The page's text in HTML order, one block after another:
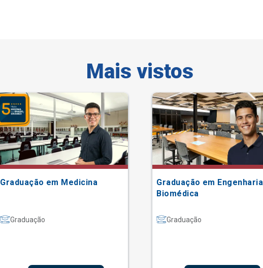
Mais vistos
Graduação em Medicina
Graduação
Graduação em Engenharia
Biomédica
Graduação